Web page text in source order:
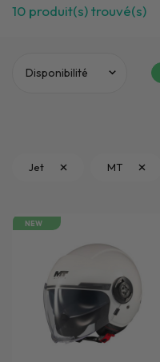
10 produit(s) trouvé(s)
Jet MT
NEW